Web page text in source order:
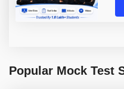
Popular Mock Test